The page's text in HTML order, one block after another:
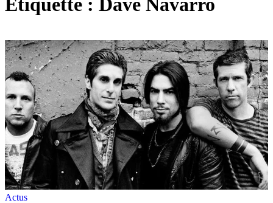
Étiquette : Dave Navarro
Actus